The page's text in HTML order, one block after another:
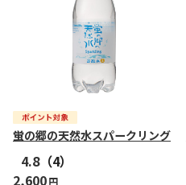
蛍の郷の天然水スパークリング
4.8（4）
2,600円